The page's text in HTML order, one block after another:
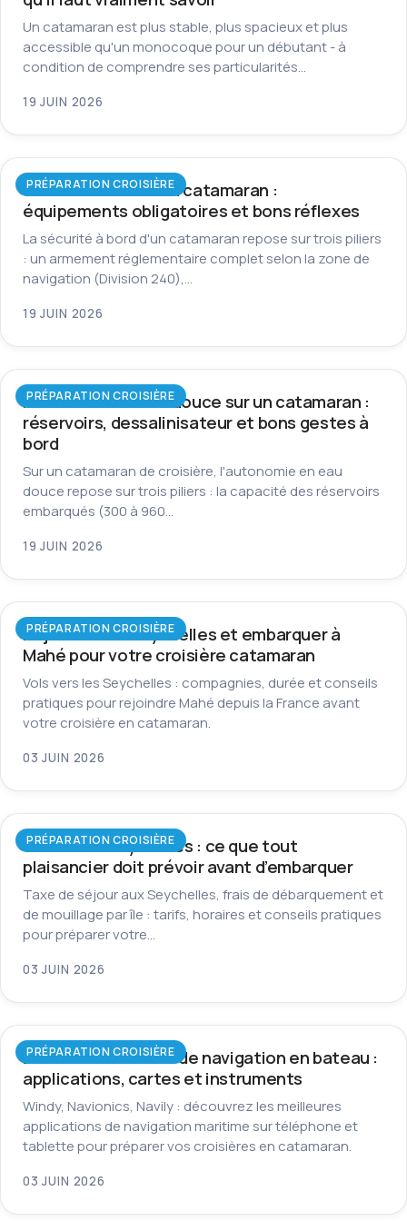
Un catamaran est plus stable, plus spacieux et plus
accessible qu'un monocoque pour un débutant - à
condition de comprendre ses particularités…
19 JUIN 2026
PRÉPARATION CROISIÈRE
Sécurité à bord d’un catamaran :
équipements obligatoires et bons réflexes
La sécurité à bord d'un catamaran repose sur trois piliers
: un armement réglementaire complet selon la zone de
navigation (Division 240),…
19 JUIN 2026
PRÉPARATION CROISIÈRE
Autonomie en eau douce sur un catamaran :
réservoirs, dessalinisateur et bons gestes à
bord
Sur un catamaran de croisière, l'autonomie en eau
douce repose sur trois piliers : la capacité des réservoirs
embarqués (300 à 960…
19 JUIN 2026
PRÉPARATION CROISIÈRE
Rejoindre les Seychelles et embarquer à
Mahé pour votre croisière catamaran
Vols vers les Seychelles : compagnies, durée et conseils
pratiques pour rejoindre Mahé depuis la France avant
votre croisière en catamaran.
03 JUIN 2026
PRÉPARATION CROISIÈRE
Taxes aux Seychelles : ce que tout
plaisancier doit prévoir avant d’embarquer
Taxe de séjour aux Seychelles, frais de débarquement et
de mouillage par île : tarifs, horaires et conseils pratiques
pour préparer votre…
03 JUIN 2026
PRÉPARATION CROISIÈRE
Les meilleurs outils de navigation en bateau :
applications, cartes et instruments
Windy, Navionics, Navily : découvrez les meilleures
applications de navigation maritime sur téléphone et
tablette pour préparer vos croisières en catamaran.
03 JUIN 2026